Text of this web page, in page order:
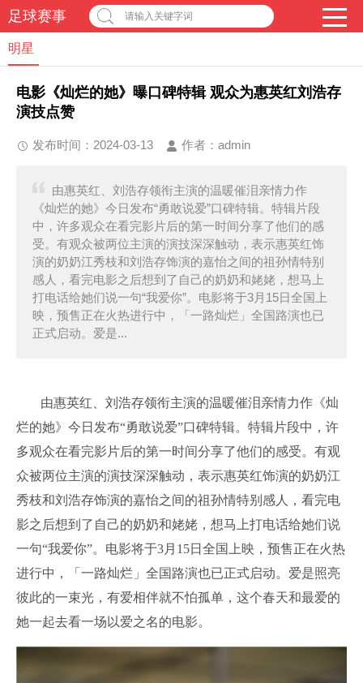
足球赛事 请输入关键字词
明星
电影《灿烂的她》曝口碑特辑 观众为惠英红刘浩存
演技点赞
发布时间：2024-03-13 作者： admin
由惠英红、刘浩存领衔主演的温暖催泪亲情力作
《灿烂的她》今日发布“勇敢说爱”口碑特辑。特辑片段
中，许多观众在看完影片后的第一时间分享了他们的感
受。有观众被两位主演的演技深深触动，表示惠英红饰
演的奶奶江秀枝和刘浩存饰演的嘉怡之间的祖孙情特别
感人，看完电影之后想到了自己的奶奶和姥姥，想马上
打电话给她们说一句“我爱你”。电影将于3月15日全国上
映，预售正在火热进行中，「一路灿烂」全国路演也已
正式启动。爱是...
由惠英红、刘浩存领衔主演的温暖催泪亲情力作《灿
烂的她》今日发布“勇敢说爱”口碑特辑。特辑片段中，许
多观众在看完影片后的第一时间分享了他们的感受。有观
众被两位主演的演技深深触动，表示惠英红饰演的奶奶江
秀枝和刘浩存饰演的嘉怡之间的祖孙情特别感人，看完电
影之后想到了自己的奶奶和姥姥，想马上打电话给她们说
一句“我爱你”。电影将于3月15日全国上映，预售正在火热
进行中，「一路灿烂」全国路演也已正式启动。爱是照亮
彼此的一束光，有爱相伴就不怕孤单，这个春天和最爱的
她一起去看一场以爱之名的电影。